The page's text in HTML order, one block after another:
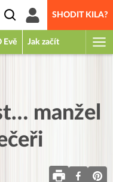
SHODIT KILA?
Evě Jak začít
manžel